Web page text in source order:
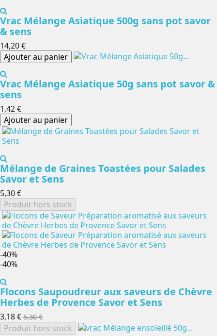
Vrac Mélange Asiatique 500g sans pot savor
& sens
14,20 €
Ajouter au panier
Vrac Mélange Asiatique 50g sans pot savor &
sens
1,42 €
Ajouter au panier
Mélange de Graines Toastées pour Salades
Savor et Sens
5,30 €
Produit hors stock
-40%
-40%
Flocons Saupoudreur aux saveurs de Chèvre
Herbes de Provence Savor et Sens
3,18 € 5,30 €
Produit hors stock